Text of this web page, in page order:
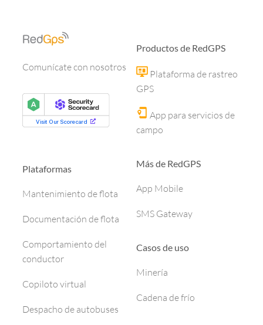
Comunícate con nosotros
Plataformas
Mantenimiento de flota
Documentación de flota
Comportamiento del
conductor
Copiloto virtual
Despacho de autobuses
Productos de RedGPS
Plataforma de rastreo
GPS
App para servicios de
campo
Más de RedGPS
App Mobile
SMS Gateway
Casos de uso
Minería
Cadena de frío